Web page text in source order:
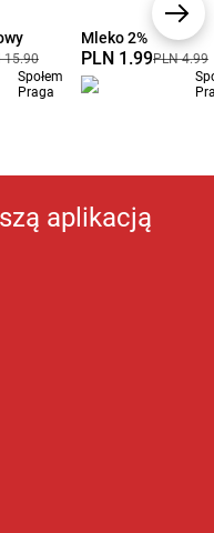
15.90
Społem
Praga
Mleko 2%
PLN 1.99PLN 4.99
aplikacją